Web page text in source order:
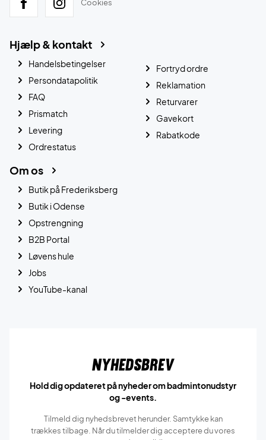
Cookies
Hjælp & kontakt
Handelsbetingelser
Persondatapolitik
FAQ
Prismatch
Levering
Ordrestatus
Fortryd ordre
Reklamation
Returvarer
Gavekort
Rabatkode
Om os
Butik på Frederiksberg
Butik i Odense
Opstrengning
B2B Portal
Løvens hule
Jobs
YouTube-kanal
Nyhedsbrev
Hold dig opdateret på nyheder om badmintonudstyr
og -events.
Tilmeld dig nyhedsbrevet herunder. Samtykke kan
trækkes tilbage. Når du tilmelder dig acceptere du vores